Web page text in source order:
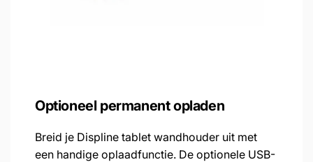
Optioneel permanent opladen
Breid je Displine tablet wandhouder uit met
een handige oplaadfunctie. De optionele USB-